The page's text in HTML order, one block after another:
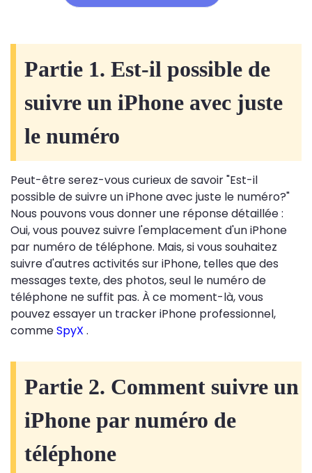
Partie 1. Est-il possible de
suivre un iPhone avec juste
le numéro
Peut-être serez-vous curieux de savoir "Est-il
possible de suivre un iPhone avec juste le numéro?"
Nous pouvons vous donner une réponse détaillée :
Oui, vous pouvez suivre l'emplacement d'un iPhone
par numéro de téléphone. Mais, si vous souhaitez
suivre d'autres activités sur iPhone, telles que des
messages texte, des photos, seul le numéro de
téléphone ne suffit pas. À ce moment-là, vous
pouvez essayer un tracker iPhone professionnel,
commeSpyX .
Partie 2. Comment suivre un
iPhone par numéro de
téléphone